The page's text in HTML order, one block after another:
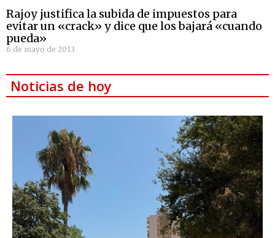
Rajoy justifica la subida de impuestos para
evitar un «crack» y dice que los bajará «cuando
pueda»
6 de mayo de 2013
Noticias de hoy